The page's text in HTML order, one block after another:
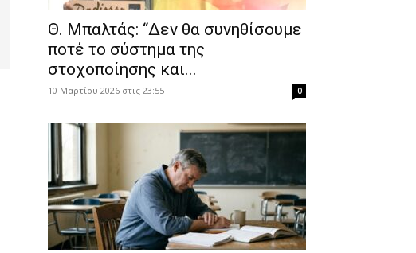
Θ. Μπαλτάς: “Δεν θα συνηθίσουμε
ποτέ το σύστημα της
στοχοποίησης και...
10 Μαρτίου 2026 στις 23:55 0